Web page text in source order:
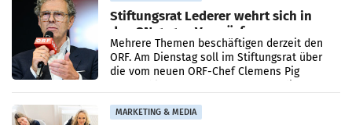
Stiftungsrat Lederer wehrt sich in
den SN gegen Vorwürfe
Mehrere Themen beschäftigen derzeit den
ORF. Am Dienstag soll im Stiftungsrat über
die vom neuen ORF-Chef Clemens Pig
MARKETING & MEDIA